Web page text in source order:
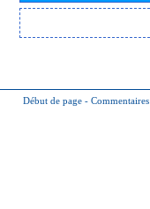
Début de page - Commentaires